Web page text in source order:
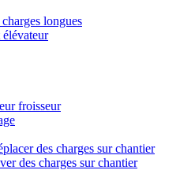
longues
froisseur
des charges sur chantier
des charges sur chantier